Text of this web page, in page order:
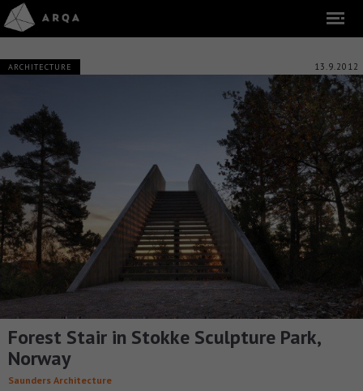
ARCHITECTURE 13.9.2012
Forest Stair in Stokke Sculpture Park,
Norway
Saunders Architecture